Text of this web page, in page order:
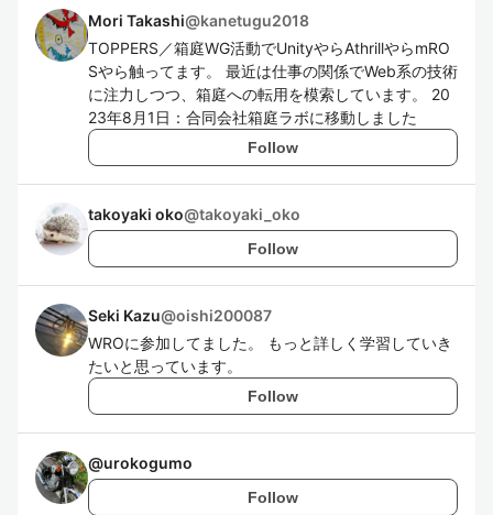
Mori Takashi@kanetugu2018
TOPPERS／箱庭WG活動でUnityやらAthrillやらmRO
Sやら触ってます。 最近は仕事の関係でWeb系の技術
に注力しつつ、箱庭への転用を模索しています。 20
23年8月1日：合同会社箱庭ラボに移動しました
Follow
takoyaki oko@takoyaki_oko
Follow
Seki Kazu@oishi200087
WROに参加してました。 もっと詳しく学習していき
たいと思っています。
Follow
@urokogumo
Follow